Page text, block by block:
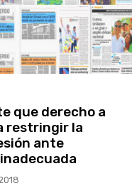
que derecho a
restringir la
ante